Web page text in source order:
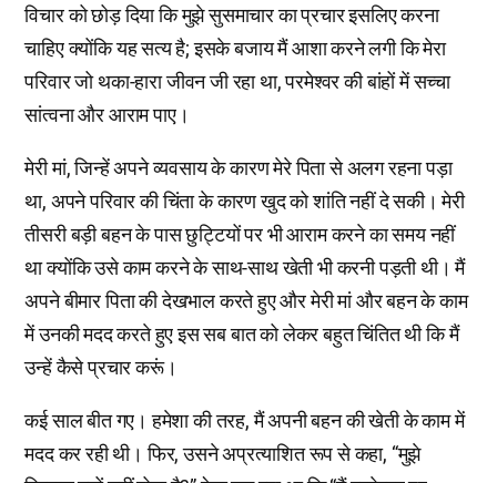
विचार को छोड़ दिया कि मुझे सुसमाचार का प्रचार इसलिए करना
चाहिए क्योंकि यह सत्य है; इसके बजाय मैं आशा करने लगी कि मेरा
परिवार जो थका-हारा जीवन जी रहा था, परमेश्वर की बांहों में सच्चा
सांत्वना और आराम पाए।
मेरी मां, जिन्हें अपने व्यवसाय के कारण मेरे पिता से अलग रहना पड़ा
था, अपने परिवार की चिंता के कारण खुद को शांति नहीं दे सकी। मेरी
तीसरी बड़ी बहन के पास छुट्टियों पर भी आराम करने का समय नहीं
था क्योंकि उसे काम करने के साथ-साथ खेती भी करनी पड़ती थी। मैं
अपने बीमार पिता की देखभाल करते हुए और मेरी मां और बहन के काम
में उनकी मदद करते हुए इस सब बात को लेकर बहुत चिंतित थी कि मैं
उन्हें कैसे प्रचार करूं।
कई साल बीत गए। हमेशा की तरह, मैं अपनी बहन की खेती के काम में
मदद कर रही थी। फिर, उसने अप्रत्याशित रूप से कहा, “मुझे